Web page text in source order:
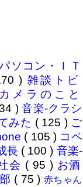
12歳になったら母校中
がほぼなくなったこと
ソコン・ＩＴ
) 雑談トピ
メラのこと
)音楽-クラシ
みた ( 125 ) ご
( 105 ) コペ
長 ( 100 ) 音楽-
会 ( 95 ) お酒
( 75 ) 赤ちゃん